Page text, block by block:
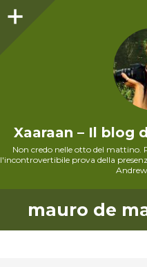
Xaaraan – Il blog
Non credo nelle otto del mattino.
l'incontrovertibile prova della
mauro de